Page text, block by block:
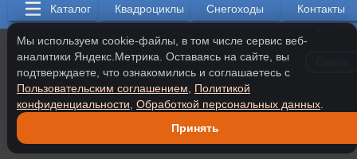
Каталог Квадроциклы Снегоходы Контакты
Мы используем cookie-файлы, в том числе сервис веб-
аналитики Яндекс.Метрика. Оставаясь на сайте, вы
подтверждаете, что ознакомились и соглашаетесь с
Пользовательским соглашением
Политикой
конфиденциальности Обработкой персональных данных
Принять